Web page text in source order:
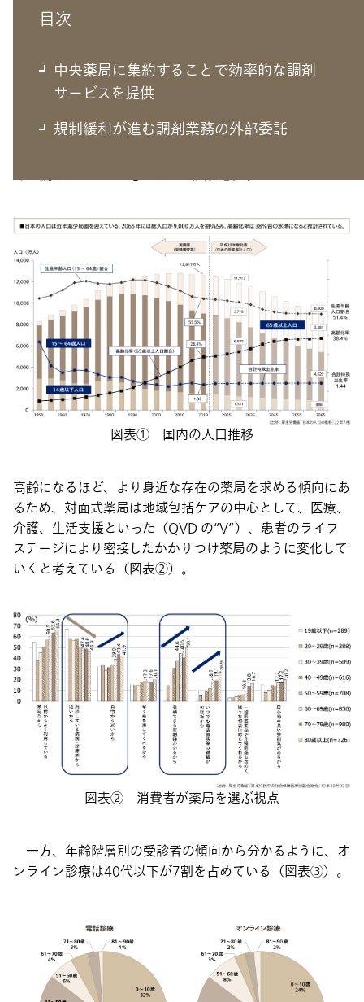
目次
中央薬局に集約することで効率的な調剤
サービスを提供
規制緩和が進む調剤業務の外部委託
中央薬局に集約することで効率的な調
剤サービスを提供
昇し続けることが予想される（図表①）。
図表① 国内の人口推移
高齢になるほど、より身近な存在の薬局を求める傾向にあ
るため、対面式薬局は地域包括ケアの中心として、医療、
介護、生活支援といった（QVD の“V”）、患者のライフ
ステージにより密接したかかりつけ薬局のように変化して
いくと考えている（図表②）。
図表② 消費者が薬局を選ぶ視点
一方、年齢階層別の受診者の傾向から分かるように、オ
ンライン診療は40代以下が7割を占めている（図表③）。